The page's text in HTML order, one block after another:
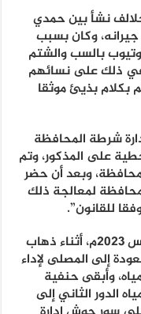
نشأ بين حمدي
وكان بسبب
بالسب والشتم
في ذلك على نسائهم
بكلام بذيئ موثقا
شرطة المحافظة
على المذكور، وتم
وبعد أن حضر
لمعالجة ذلك
للقانون”.
وتابع: “وفي يوم الأحد بتأريخ الـ19 مارس 2023م، أثناء ذهاب
إلى المصلى لإداء
وأبقى حنفية
الدور الثاني إلى